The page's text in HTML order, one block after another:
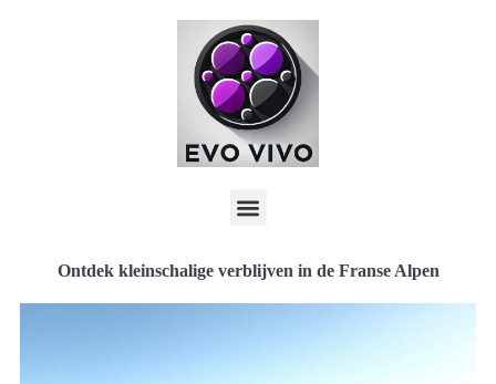
Ontdek kleinschalige verblijven in de Franse Alpen